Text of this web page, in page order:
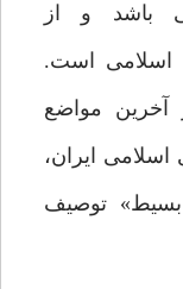
باشد و از
اسلامی است.
مواضع
ایران،
بسیط» توصیف